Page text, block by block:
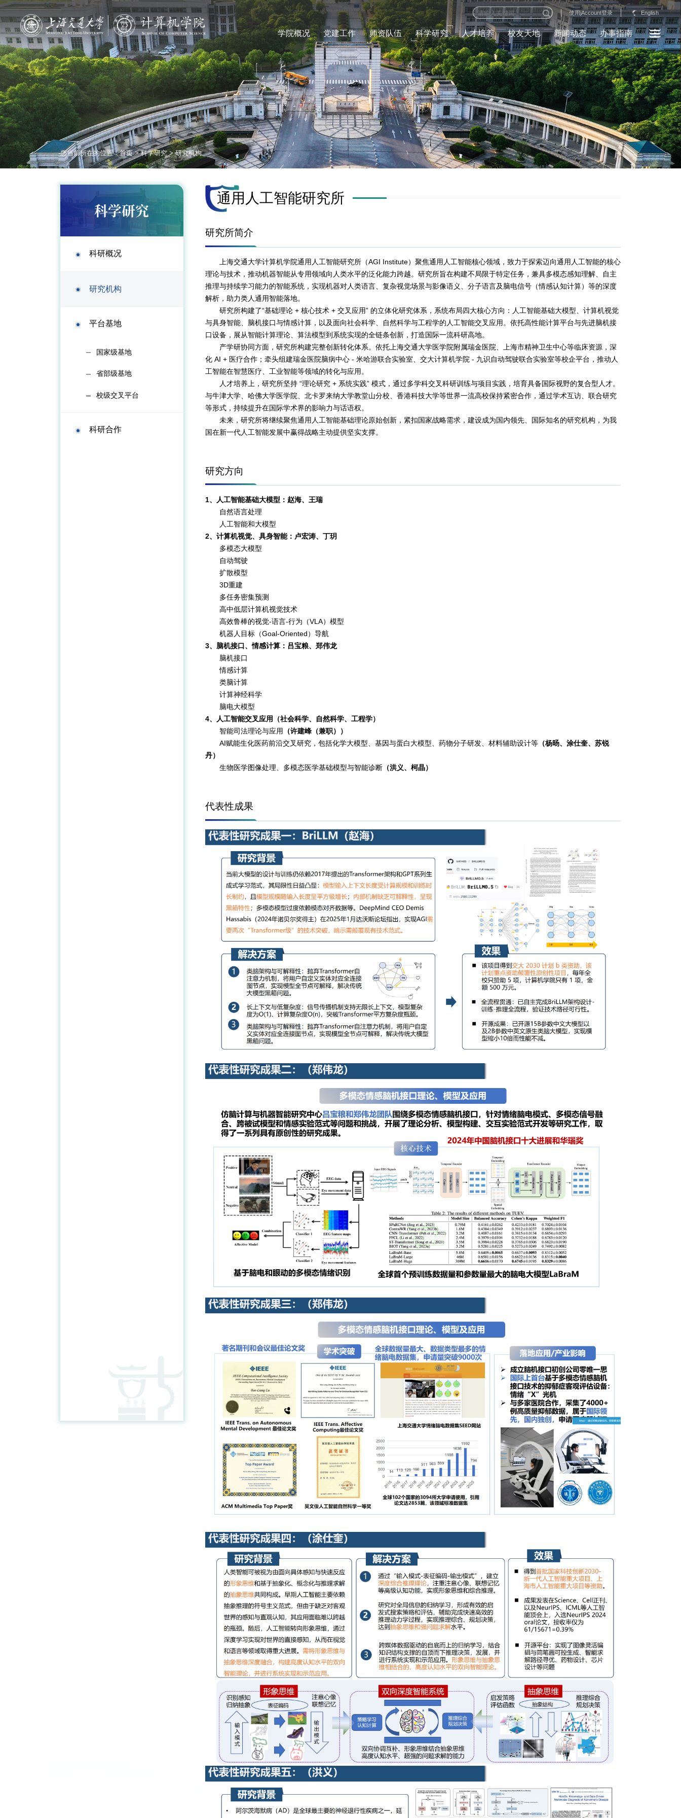
使用jAccount登录 English
学院概况 党建工作 师资队伍 科学研究 人才培养 校友天地 新闻动态 办事指南
您当前所在的位置：首页>科学研究>研究机构
科学研究
科研概况
研究机构
平台基地
国家级基地
省部级基地
校级交叉平台
科研合作
通用人工智能研究所
研究所简介
上海交通大学计算机学院通用人工智能研究所（AGI Institute）聚焦通用人工智能核心领域，致力于探索迈向通用人工智能的核心
理论与技术，推动机器智能从专用领域向人类水平的泛化能力跨越。研究所旨在构建不局限于特定任务，兼具多模态感知理解、自主
推理与持续学习能力的智能系统，实现机器对人类语言、复杂视觉场景与影像语义、分子语言及脑电信号（情感认知计算）等的深度
解析，助力类人通用智能落地。
研究所构建了“基础理论 + 核心技术 + 交叉应用” 的立体化研究体系，系统布局四大核心方向：人工智能基础大模型、计算机视觉
与具身智能、脑机接口与情感计算，以及面向社会科学、自然科学与工程学的人工智能交叉应用。依托高性能计算平台与先进脑机接
口设备，展从智能计算理论、算法模型到系统实现的全链条创新，打造国际一流科研高地。
产学研协同方面，研究所构建完整创新转化体系。依托上海交通大学医学院附属瑞金医院、上海市精神卫生中心等临床资源，深
化 AI + 医疗合作；牵头组建瑞金医院脑病中心 - 米哈游联合实验室、交大计算机学院 - 九识自动驾驶联合实验室等校企平台，推动人
工智能在智慧医疗、工业智能等领域的转化与应用。
人才培养上，研究所坚持 “理论研究 + 系统实践” 模式，通过多学科交叉科研训练与项目实践，培育具备国际视野的复合型人才。
与牛津大学、哈佛大学医学院、北卡罗来纳大学教堂山分校、香港科技大学等世界一流高校保持紧密合作，通过学术互访、联合研究
等形式，持续提升在国际学术界的影响力与话语权。
未来，研究所将继续聚焦通用人工智能基础理论原始创新，紧扣国家战略需求，建设成为国内领先、国际知名的研究机构，为我
国在新一代人工智能发展中赢得战略主动提供坚实支撑。
研究方向
1、人工智能基础大模型：赵海、王瑞
自然语言处理
人工智能和大模型
2、计算机视觉、具身智能：卢宏涛、丁玥
多模态大模型
自动驾驶
扩散模型
3D重建
多任务密集预测
高中低层计算机视觉技术
高效鲁棒的视觉-语言-行为（VLA）模型
机器人目标（Goal-Oriented）导航
3、脑机接口、情感计算：吕宝粮、郑伟龙
脑机接口
情感计算
类脑计算
计算神经科学
脑电大模型
4、人工智能交叉应用（社会科学、自然科学、工程学）
智能司法理论与应用
（许建峰（兼职））
AI赋能生化医药前沿交叉研究，包括化学大模型、基因与蛋白大模型、药物分子研发、材料辅助设计等 （杨旸、涂仕奎、苏锐
丹）
生物医学图像处理、多模态医学基础模型与智能诊断 （洪义、柯晶）
代表性成果